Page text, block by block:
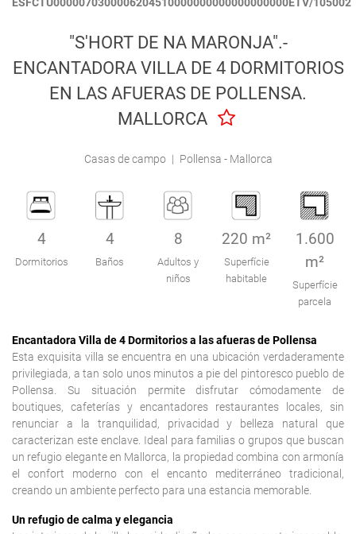
Atención al Cliente
"S'HORT DE NA MARONJA".-
ENCANTADORA VILLA DE 4 DORMITORIOS
EN LAS AFUERAS DE POLLENSA.
MALLORCA
Casas de campo | Pollensa - Mallorca
4
Dormitorios
4
Baños
8
Adultos y
niños
220 m²
Superfície
habitable
1.600
m²
Superfície
parcela
Encantadora Villa de 4 Dormitorios a las afueras de Pollensa
Esta exquisita villa se encuentra en una ubicación verdaderamente
privilegiada, a tan solo unos minutos a pie del pintoresco pueblo de
Pollensa. Su situación permite disfrutar cómodamente de
boutiques, cafeterías y encantadores restaurantes locales, sin
renunciar a la tranquilidad, privacidad y belleza natural que
caracterizan este enclave. Ideal para familias o grupos que buscan
un refugio elegante en Mallorca, la propiedad combina con armonía
el confort moderno con el encanto mediterráneo tradicional,
creando un ambiente perfecto para una estancia memorable.
Un refugio de calma y elegancia